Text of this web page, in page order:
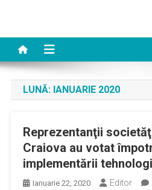
LUNĂ: IANUARIE 2020
Reprezentanţii
Craiova au votat
implementării
Ianuarie 22, 2020 Editor